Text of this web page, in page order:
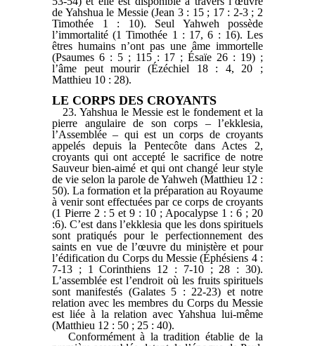
de Yahshua le Messie (Jean 3 : 15 ; 17 : 2-3 ; 2
Timothée 1 : 10). Seul Yahweh possède
l’immortalité (1 Timothée 1 : 17, 6 : 16). Les
êtres humains n’ont pas une âme immortelle
(Psaumes 6 : 5 ; 115 : 17 ; Ésaïe 26 : 19) ;
l’âme peut mourir (Ézéchiel 18 : 4, 20 ;
Matthieu 10 : 28).
LE CORPS DES CROYANTS
23. Yahshua le Messie est le fondement et la
pierre angulaire de son corps – l’ekklesia,
l’Assemblée – qui est un corps de croyants
appelés depuis la Pentecôte dans Actes 2,
croyants qui ont accepté le sacrifice de notre
Sauveur bien-aimé et qui ont changé leur style
de vie selon la parole de Yahweh (Matthieu 12 :
50). La formation et la préparation au Royaume
à venir sont effectuées par ce corps de croyants
(1 Pierre 2 : 5 et 9 : 10 ; Apocalypse 1 : 6 ; 20
:6). C’est dans l’ekklesia que les dons spirituels
sont pratiqués pour le perfectionnement des
saints en vue de l’œuvre du ministère et pour
l’édification du Corps du Messie (Éphésiens 4 :
7-13 ; 1 Corinthiens 12 : 7-10 ; 28 : 30).
L’assemblée est l’endroit où les fruits spirituels
sont manifestés (Galates 5 : 22-23) et notre
relation avec les membres du Corps du Messie
est liée à la relation avec Yahshua lui-même
(Matthieu 12 : 50 ; 25 : 40).
Conformément à la tradition établie de la